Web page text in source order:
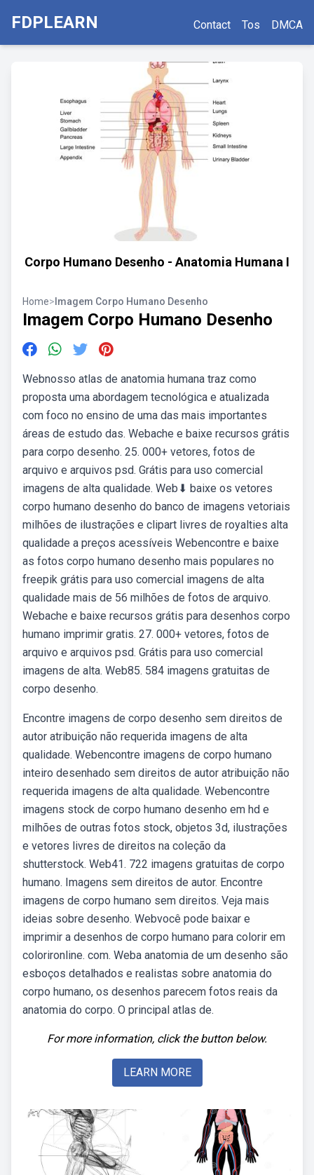
FDPLEARN Contact Tos DMCA
Corpo Humano Desenho - Anatomia Humana I
Home> Imagem Corpo Humano Desenho
Imagem Corpo Humano Desenho
Webnosso atlas de anatomia humana traz como
proposta uma abordagem tecnológica e atualizada
com foco no ensino de uma das mais importantes
áreas de estudo das. Webache e baixe recursos grátis
para corpo desenho. 25. 000+ vetores, fotos de
arquivo e arquivos psd. Grátis para uso comercial
imagens de alta qualidade. Web⬇ baixe os vetores
corpo humano desenho do banco de imagens vetoriais
milhões de ilustrações e clipart livres de royalties alta
qualidade a preços acessíveis Webencontre e baixe
as fotos corpo humano desenho mais populares no
freepik grátis para uso comercial imagens de alta
qualidade mais de 56 milhões de fotos de arquivo.
Webache e baixe recursos grátis para desenhos corpo
humano imprimir gratis. 27. 000+ vetores, fotos de
arquivo e arquivos psd. Grátis para uso comercial
imagens de alta. Web85. 584 imagens gratuitas de
corpo desenho.
Encontre imagens de corpo desenho sem direitos de
autor atribuição não requerida imagens de alta
qualidade. Webencontre imagens de corpo humano
inteiro desenhado sem direitos de autor atribuição não
requerida imagens de alta qualidade. Webencontre
imagens stock de corpo humano desenho em hd e
milhões de outras fotos stock, objetos 3d, ilustrações
e vetores livres de direitos na coleção da
shutterstock. Web41. 722 imagens gratuitas de corpo
humano. Imagens sem direitos de autor. Encontre
imagens de corpo humano sem direitos. Veja mais
ideias sobre desenho. Webvocê pode baixar e
imprimir a desenhos de corpo humano para colorir em
colorironline. com. Weba anatomia de um desenho são
esboços detalhados e realistas sobre anatomia do
corpo humano, os desenhos parecem fotos reais da
anatomia do corpo. O principal atlas de.
For more information, click the button below.
LEARN MORE